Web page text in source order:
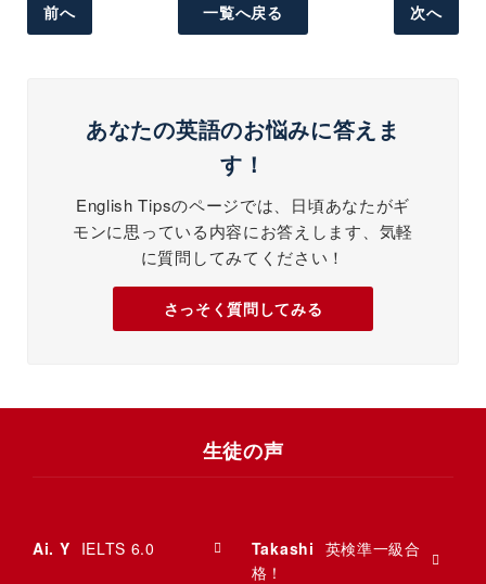
前へ 一覧へ戻る 次へ
あなたの英語のお悩みに答えま
す！
English Tipsのページでは、日頃あなたがギ
モンに思っている内容にお答えします、気軽
に質問してみてください！
さっそく質問してみる
生徒の声
Ai. Y IELTS 6.0 Takashi 英検準一級合
格！